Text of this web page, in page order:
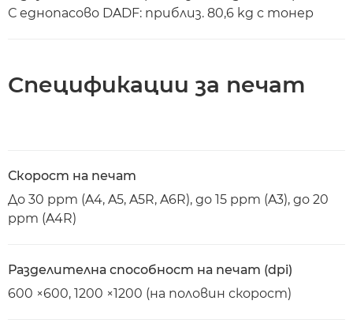
С еднопасово DADF: приблиз. 80,6 kg с тонер
Спецификации за печат
Скорост на печат
До 30 ppm (A4, A5, A5R, A6R), до 15 ppm (A3), до 20
ppm (A4R)
Разделителна способност на печат (dpi)
600 ×600, 1200 ×1200 (на половин скорост)